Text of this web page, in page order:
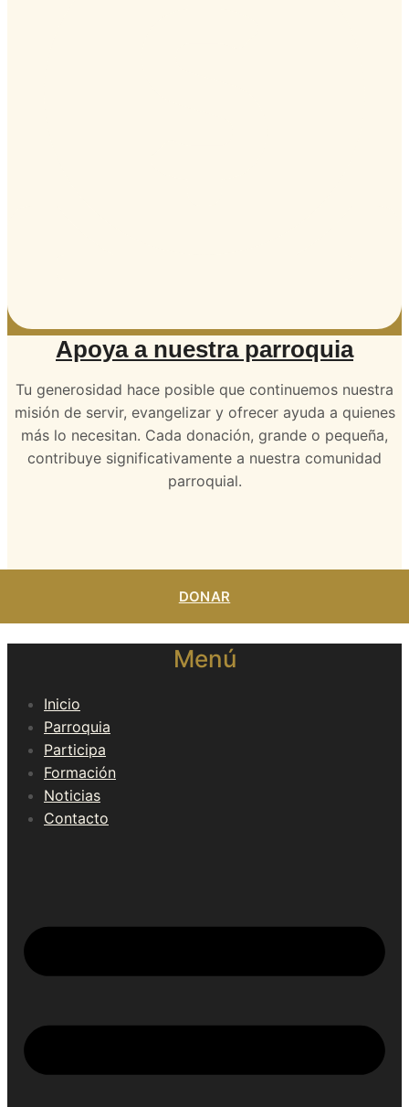
Apoya a nuestra parroquia
Tu generosidad hace posible que continuemos nuestra
misión de servir, evangelizar y ofrecer ayuda a quienes
más lo necesitan. Cada donación, grande o pequeña,
contribuye significativamente a nuestra comunidad
parroquial.
DONAR
Menú
Inicio
Parroquia
Participa
Formación
Noticias
Contacto